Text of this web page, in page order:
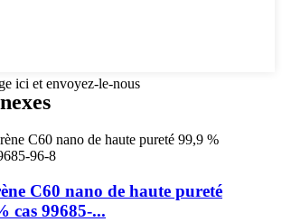
ici et envoyez-le-nous
C60 nano de haute pureté
cas 99685-...